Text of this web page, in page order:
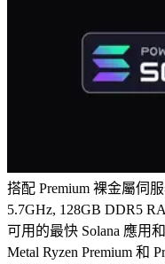
搭配 Premium 裸金屬伺
5.7GHz, 128GB DDR5
可用的最快 Solana 應用
Metal Ryzen Premium 和